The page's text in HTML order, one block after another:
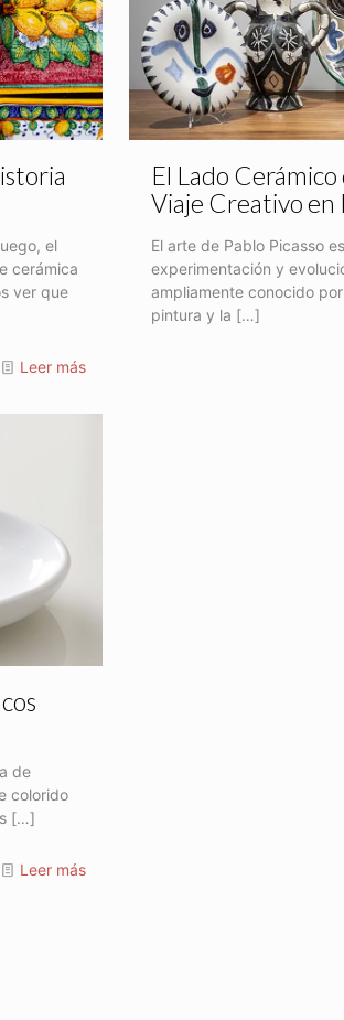
el
cerámica
ver que
Leer más
El Lado Cerámico
Viaje Creativo en
El arte de Pablo Picasso
experimentación y
ampliamente conocido
pintura y la […]
de
colorido
[…]
Leer más